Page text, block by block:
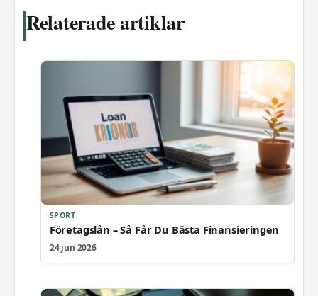
Relaterade artiklar
SPORT
Företagslån – Så Får Du Bästa Finansieringen
24 jun 2026